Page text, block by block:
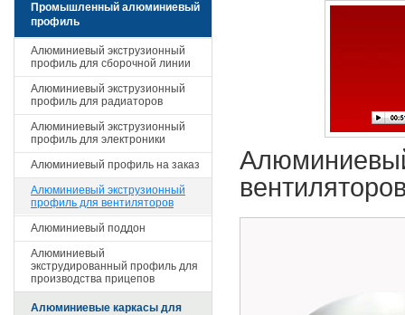
Промышленный алюминиевый
профиль
Алюминиевый экструзионный
профиль для сборочной линии
Алюминиевый экструзионный
профиль для радиаторов
Алюминиевый экструзионный
профиль для электроники
Алюминиевый профиль на заказ
Алюминиевый экструзионный
профиль для вентиляторов
Алюминиевый поддон
Алюминиевый
экструдированный профиль для
производства прицепов
Алюминиевые каркасы для